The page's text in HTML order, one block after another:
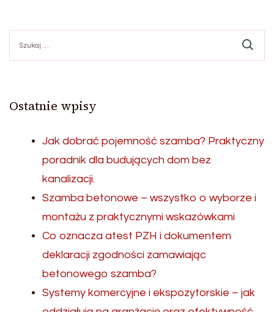
Ostatnie wpisy
Jak dobrać pojemność szamba? Praktyczny
poradnik dla budujących dom bez
kanalizacji.
Szamba betonowe – wszystko o wyborze i
montażu z praktycznymi wskazówkami
Co oznacza atest PZH i dokumentem
deklaracji zgodności zamawiając
betonowego szamba?
Systemy komercyjne i ekspozytorskie – jak